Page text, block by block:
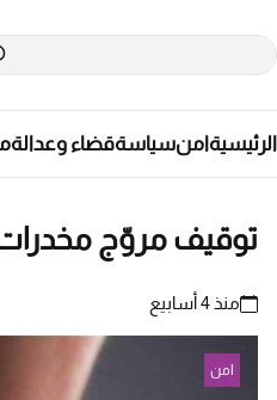
الرئيسيةامنسياسةقضاء وعدالة
توقيف مروّج مخدرات
منذ 4 أسابيع
امن